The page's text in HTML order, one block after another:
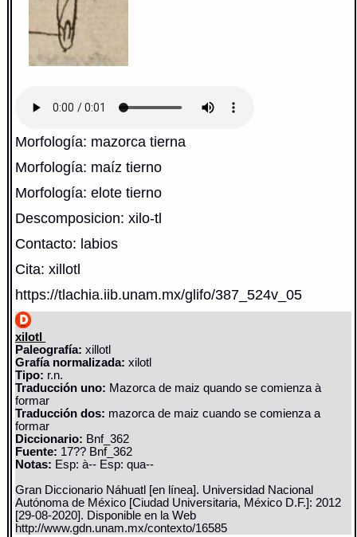
Morfología: mazorca tierna
Morfología: maíz tierno
Morfología: elote tierno
Descomposicion: xilo-tl
Contacto: labios
Cita: xillotl
https://tlachia.iib.unam.mx/glifo/387_524v_05
xilotl
Paleografía: xillotl
Grafía normalizada: xilotl
Tipo: r.n.
Traducción uno: Mazorca de maiz quando se comienza à
formar
Traducción dos: mazorca de maiz cuando se comienza a
formar
Diccionario: Bnf_362
Fuente: 17?? Bnf_362
Notas: Esp: à-- Esp: qua--
Gran Diccionario Náhuatl [en línea]. Universidad Nacional
Autónoma de México [Ciudad Universitaria, México D.F.]: 2012
[29-08-2020]. Disponible en la Web
http://www.gdn.unam.mx/contexto/16585